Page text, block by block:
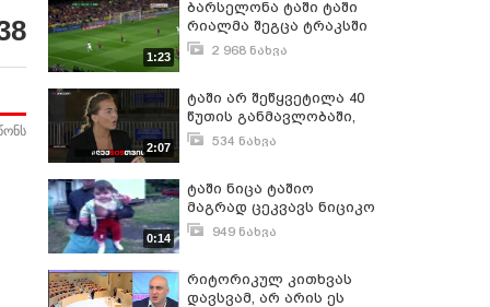
1:23
ბარსელონა ტაში ტაში
რიალმა შეგცა ტრაკსში
2 968 ნახვა
2:07
ტაში არ შეწყვეტილა 40
წუთის განმავლობაში,
ეს ტაში მაძლევდა
კიბეები, როდესაც
ლექსოს ცხედარს
ასვენებდნენ
534 ნახვა
0:14
ტაში ნიცა ტაშიო
მაგრად ცეკვავს ნიციკო
949 ნახვა
რიტორიკულ კითხვას
დავსვამ, არ არის ეს